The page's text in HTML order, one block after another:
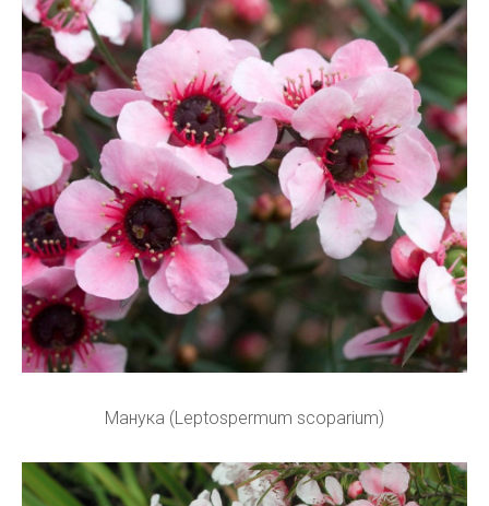
Манука (Leptospermum scoparium)